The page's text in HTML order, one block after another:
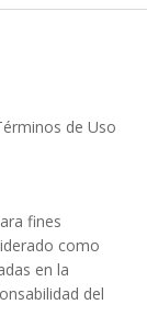
de Uso
fines
como
en la
del